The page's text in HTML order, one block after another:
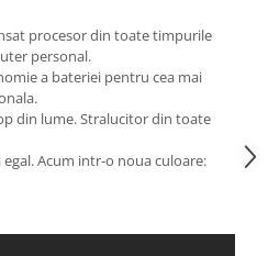
procesor din toate timpurile
personal.
a bateriei pentru cea mai
din lume. Stralucitor din toate
Acum intr-o noua culoare: